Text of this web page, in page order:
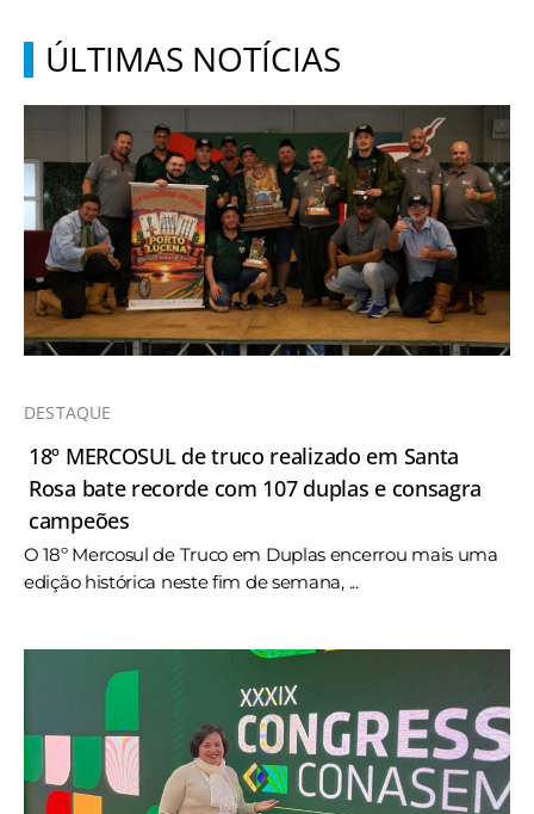
ÚLTIMAS NOTÍCIAS
DESTAQUE
18º MERCOSUL de truco realizado em Santa
Rosa bate recorde com 107 duplas e consagra
campeões
O 18º Mercosul de Truco em Duplas encerrou mais uma
edição histórica neste fim de semana, ...